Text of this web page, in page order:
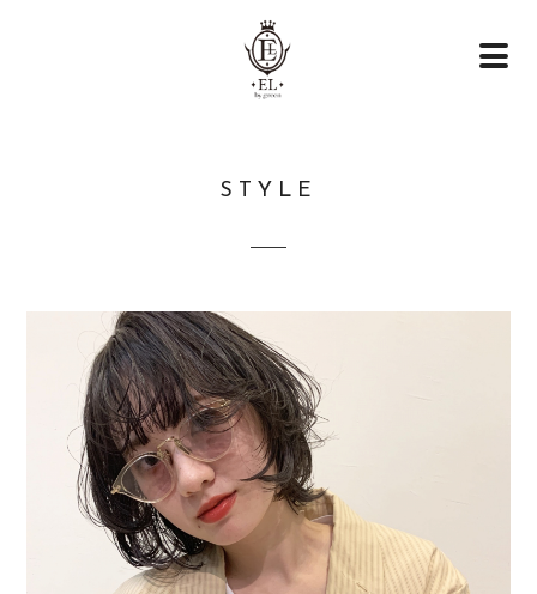
STYLE